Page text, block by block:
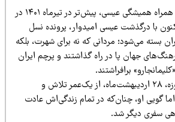
عبدالله امیدوار، برادر و همراه همیشگی عیسی، پیش‌تر در تیرماه ۱۴۰۱ در
درگذشت عیسی امیدوار، پرونده نسل
می‌شود؛ مردانی که نه برای شهرت، بلکه
جهان پا در راه گذاشتند و پرچم ایران
برافراشتند.
قرار بود در روز جهانی موزه، ۲۸ اردیبهشت‌ماه، از یک‌عمر تلاش و
او، چنان‌که در تمام زندگی‌اش عادت
دیگر شد.